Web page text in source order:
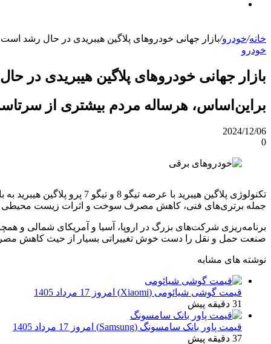
برای خانه/خودرو/بازار جهانی خودروهای پلاگین هیبریدی در حال رشد است
خودرو
بازار جهانی خودروهای پلاگین هیبریدی در
براین‌اساس، هرساله مردم بیشتری از
2024/12/06
0
تکنولوژی پلاگین هیبرید
جمله برتری‌های فنی، کاهش مصرف سوخت و اثرات زیست محیطی و
برنامه‌ریزی شرکت‌های بزرگ در اروپا، آسیا و آمریکای شمالی و
صنعت حمل و نقل را دست خوش تغییراتی بسیار از حیث کاهش مصرف
نوشته های مشابه
قیمت گوشی شیائومی (Xiaomi) امروز 17 مرداد 1405
31 دقیقه پیش
قیمت پاور بانک سامسونگ (Samsung) امروز 17 مرداد 1405
37 دقیقه پیش